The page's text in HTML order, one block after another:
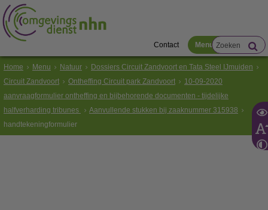
Contact Menu
Home Menu Natuur
Dossiers Circuit Zandvoort en Tata Steel IJmuiden
Circuit Zandvoort
Ontheffing Circuit park Zandvoort
10-09-2020
aanvraagformulier ontheffing en bijbehorende documenten - tijdelijke
halfverharding tribunes
Aanvullende stukken bij zaaknummer 315938
handtekeningformulier